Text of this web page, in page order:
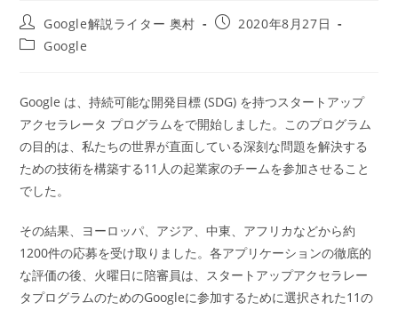
投
稿
者:
Google解説ライター 奥村
投
2020年8月27日
投
テ
ゴ
リ
ー:
Google
Google は、持続可能な開発目標 (SDG) を持つスタートアップ
アクセラレータ プログラムをで開始しました。このプログラム
の目的は、私たちの世界が直面している深刻な問題を解決する
ための技術を構築する11人の起業家のチームを参加させること
でした。
その結果、ヨーロッパ、アジア、中東、アフリカなどから約
1200件の応募を受け取りました。各アプリケーションの徹底的
な評価の後、火曜日に陪審員は、スタートアップアクセラレー
タプログラムのためのGoogleに参加するために選択された11の